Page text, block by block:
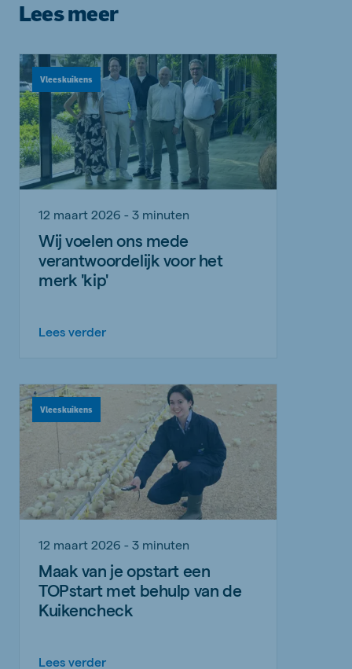
Lees meer
Vleeskuikens
12 maart 2026 - 3 minuten
Wij voelen ons mede
verantwoordelijk voor het
merk 'kip'
Lees verder
Vleeskuikens
12 maart 2026 - 3 minuten
Maak van je opstart een
TOPstart met behulp van de
Kuikencheck
Lees verder